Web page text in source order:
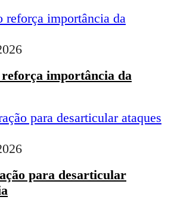
importância da
para desarticular